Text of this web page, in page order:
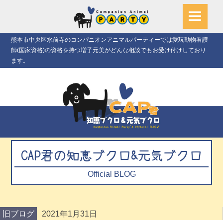
熊本市中央区水前寺のコンパニオンアニマルパーティーでは愛玩動物看護
師(国家資格)の資格を持つ増子元美がどんな相談でもお受け付けしており
ます。
CAP君の知恵ブクロ&元気ブクロ
Official BLOG
旧ブログ 2021年1月31日